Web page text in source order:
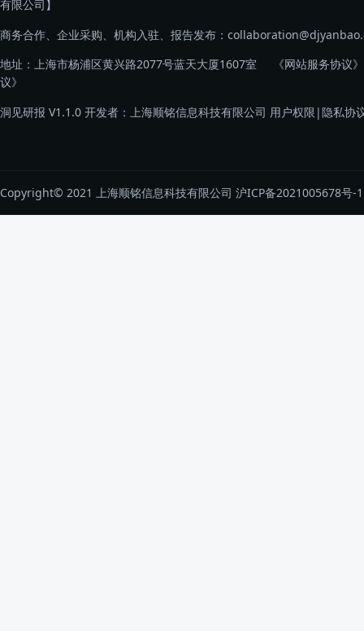
有限公司】
商务合作、企业采购、机构入驻、报告发布：
地址：上海市杨浦区黄兴路2077号蓝天大厦1607室
《网站服务协议》
议》
洞见研报 V1.1.0 开发者：上海顺铭信息科技有限公司 用户权限 |隐私协
Copyright© 2021 上海顺铭信息科技有限公司 沪ICP备2021005678号-1